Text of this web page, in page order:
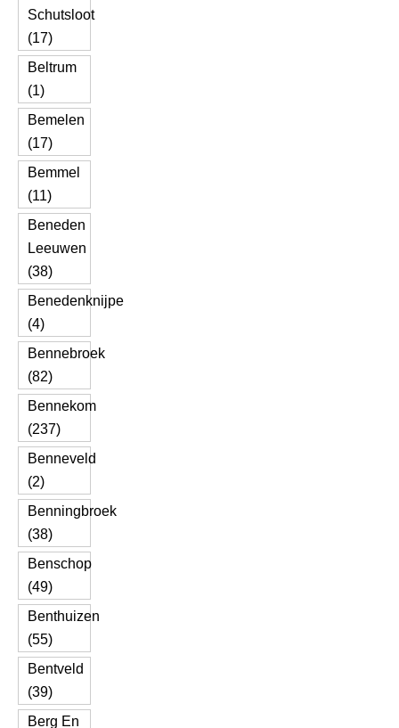
Schutsloot
(17)
Beltrum
(1)
Bemelen
(17)
Bemmel
(11)
Beneden
Leeuwen
(38)
Benedenknijpe
(4)
Bennebroek
(82)
Bennekom
(237)
Benneveld
(2)
Benningbroek
(38)
Benschop
(49)
Benthuizen
(55)
Bentveld
(39)
Berg En